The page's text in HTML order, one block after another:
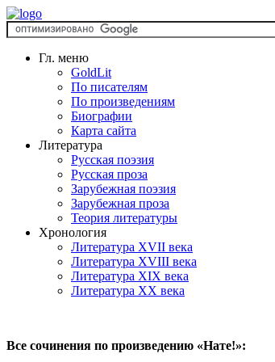
Гл. меню
GoldLit
По писателям
По произведениям
Биографии
Карта сайта
Литература
Русская поэзия
Русская проза
Зарубежная поэзия
Зарубежная проза
Теория литературы
Хронология
Литература XVII века
Литература XVIII века
Литература XIX века
Литература XX века
Все сочинения по произведению «Нате!»: